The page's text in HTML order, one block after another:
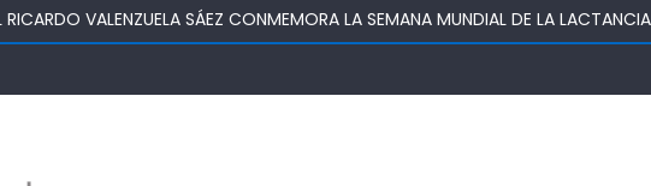
DE AGROSUPER PERMITIRÁ LA CONSTRUCCIÓN DE POZO DEL SSR
AVANZA COMO ALTERNATIVA ESTRATÉGICA A LOS LIBERTADORES